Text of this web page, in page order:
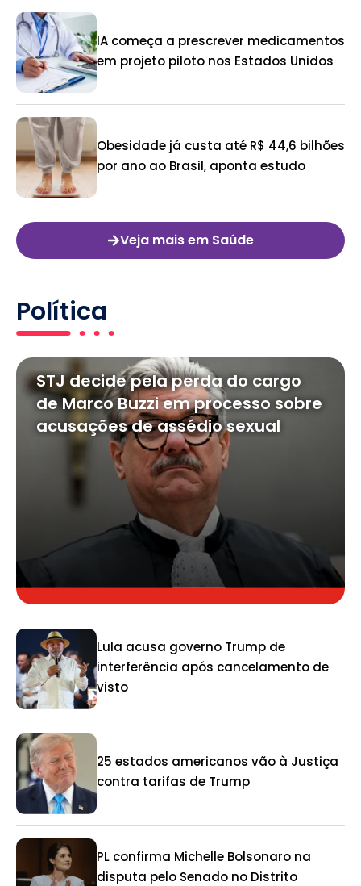
IA começa a prescrever medicamentos
em projeto piloto nos Estados Unidos
Obesidade já custa até R$ 44,6 bilhões
por ano ao Brasil, aponta estudo
Veja mais em Saúde
Política
STJ decide pela perda do cargo
de Marco Buzzi em processo sobre
acusações de assédio sexual
Lula acusa governo Trump de
interferência após cancelamento de
visto
25 estados americanos vão à Justiça
contra tarifas de Trump
PL confirma Michelle Bolsonaro na
disputa pelo Senado no Distrito